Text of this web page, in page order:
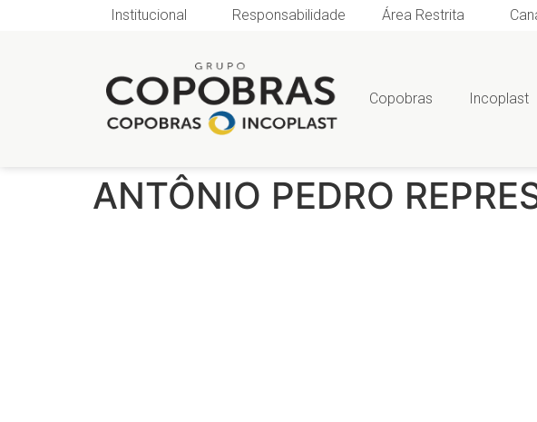
Institucional Responsabilidade Área Restrita
Copobras Incoplast
ANTÔNIO PEDRO